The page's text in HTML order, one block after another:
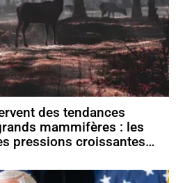
des tendances
mammifères : les
pressions croissantes…